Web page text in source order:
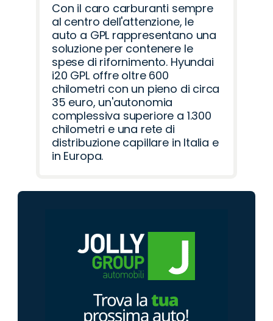
Con il caro carburanti sempre
al centro dell'attenzione, le
auto a GPL rappresentano una
soluzione per contenere le
spese di rifornimento. Hyundai
i20 GPL offre oltre 600
chilometri con un pieno di circa
35 euro, un'autonomia
complessiva superiore a 1.300
chilometri e una rete di
distribuzione capillare in Italia e
in Europa.